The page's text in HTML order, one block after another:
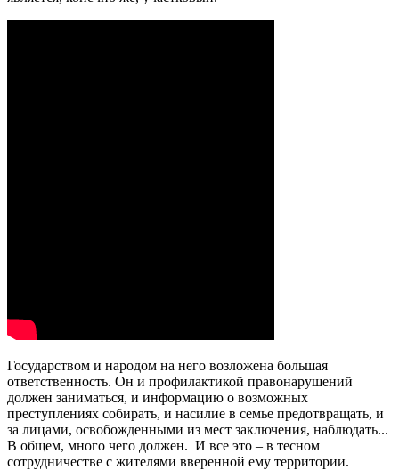
Государством и народом на него возложена большая
ответственность. Он и профилактикой правонарушений
должен заниматься, и информацию о возможных
преступлениях собирать, и насилие в семье предотвращать, и
за лицами, освобожденными из мест заключения, наблюдать...
В общем, много чего должен. И все это – в тесном
сотрудничестве с жителями вверенной ему территории.